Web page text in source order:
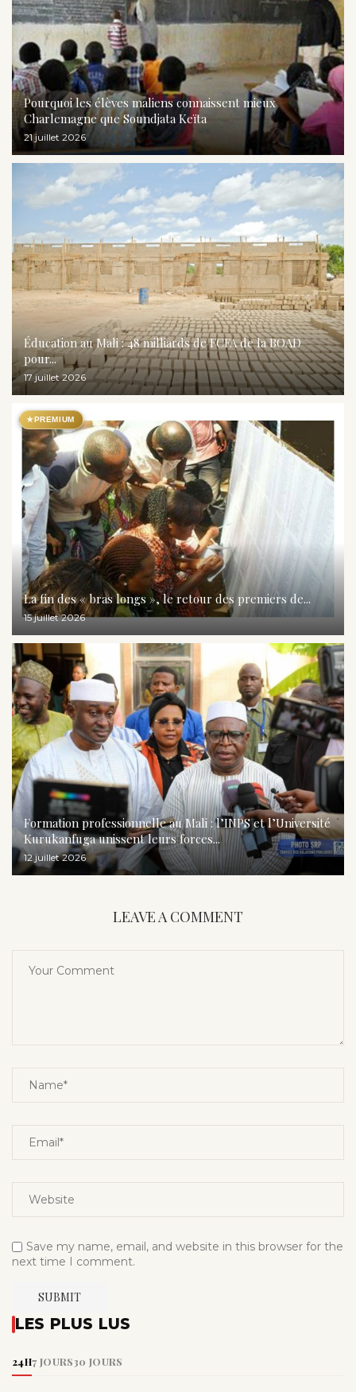
Pourquoi les élèves maliens connaissent mieux
Charlemagne que Soundjata Keïta
21 juillet 2026
Éducation au Mali : 48 milliards de FCFA de la BOAD
pour...
17 juillet 2026
★ PREMIUM
La fin des « bras longs », le retour des premiers de...
15 juillet 2026
Formation professionnelle au Mali : l’INPS et l’Université
Kurukanfuga unissent leurs forces...
12 juillet 2026
LEAVE A COMMENT
Save my name, email, and website in this browser for the
next time I comment.
LES PLUS LUS
24H7 JOURS30 JOURS